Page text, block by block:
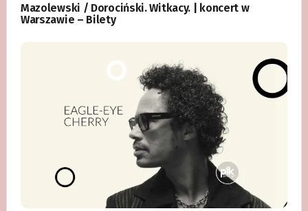
Mazolewski / Dorociński. Witkacy. | koncert w
Warszawie – Bilety